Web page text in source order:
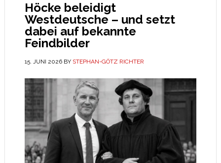
Höcke beleidigt
Westdeutsche – und setzt
dabei auf bekannte
Feindbilder
15. JUNI 2026BY STEPHAN-GÖTZ RICHTER